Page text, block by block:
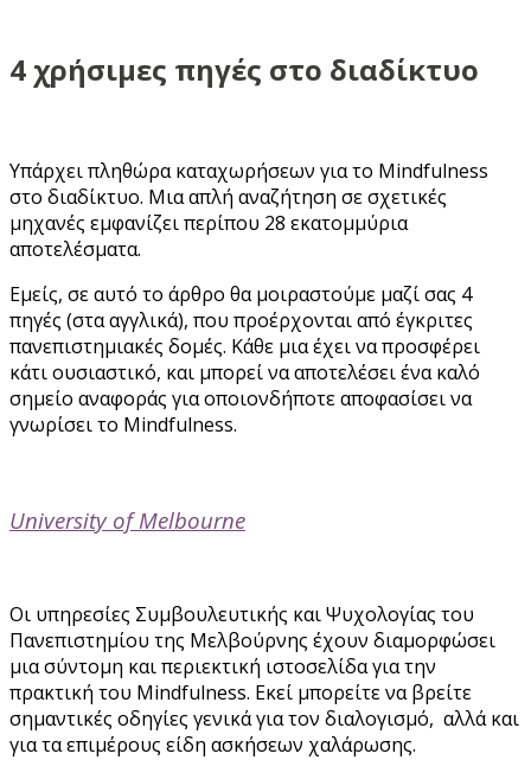
4 χρήσιμες πηγές στο διαδίκτυο
Υπάρχει πληθώρα καταχωρήσεων για το Mindfulness
στο διαδίκτυο. Μια απλή αναζήτηση σε σχετικές
μηχανές εμφανίζει περίπου 28 εκατομμύρια
αποτελέσματα.
Εμείς, σε αυτό το άρθρο θα μοιραστούμε μαζί σας 4
πηγές (στα αγγλικά), που προέρχονται από έγκριτες
πανεπιστημιακές δομές. Κάθε μια έχει να προσφέρει
κάτι ουσιαστικό, και μπορεί να αποτελέσει ένα καλό
σημείο αναφοράς για οποιονδήποτε αποφασίσει να
γνωρίσει το Mindfulness.
University of Melbourne
Οι υπηρεσίες Συμβουλευτικής και Ψυχολογίας του
Πανεπιστημίου της Μελβούρνης έχουν διαμορφώσει
μια σύντομη και περιεκτική ιστοσελίδα για την
πρακτική του Mindfulness. Εκεί μπορείτε να βρείτε
σημαντικές οδηγίες γενικά για τον διαλογισμό, αλλά και
για τα επιμέρους είδη ασκήσεων χαλάρωσης.